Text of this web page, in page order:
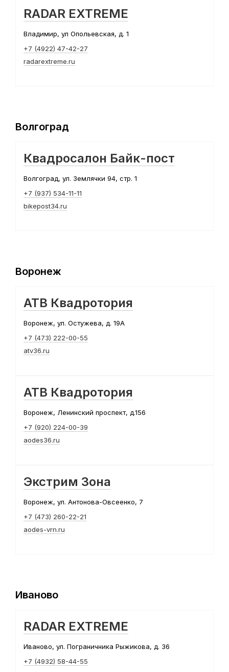
RADAR EXTREME
Владимир, ул Опольевская, д. 1
+7 (4922) 47-42-27
radarextreme.ru
Волгоград
Квадросалон Байк-пост
Волгоград, ул. Землячки 94, стр. 1
+7 (937) 534-11-11
bikepost34.ru
Воронеж
АТВ Квадротория
Воронеж, ул. Остужева, д. 19А
+7 (473) 222-00-55
atv36.ru
АТВ Квадротория
Воронеж, Ленинский проспект, д.156
+7 (920) 224-00-39
aodes36.ru
Экстрим Зона
Воронеж, ул. Антонова-Овсеенко, 7
+7 (473) 260-22-21
aodes-vrn.ru
Иваново
RADAR EXTREME
Иваново, ул. Пограничника Рыжикова, д. 36
+7 (4932) 58-44-55